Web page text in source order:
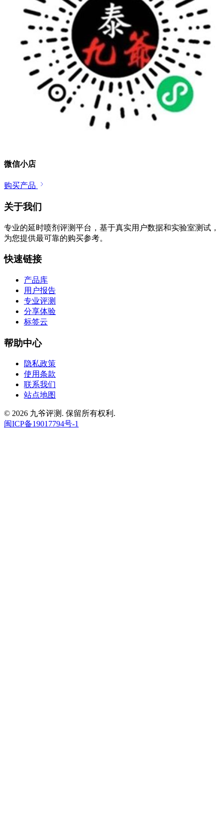
微信小店
购买产品
关于我们
专业的延时喷剂评测平台，基于真实用户数据和实验室测试，
为您提供最可靠的购买参考。
快速链接
产品库
用户报告
专业评测
分享体验
标签云
帮助中心
隐私政策
使用条款
联系我们
站点地图
© 2026 九爷评测. 保留所有权利.
闽ICP备19017794号-1